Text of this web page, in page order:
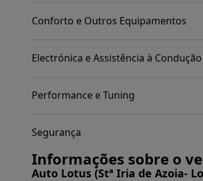
Conforto e Outros Equipamentos
Electrónica e Assistência à Condução
Performance e Tuning
Segurança
Informações sobre o
Auto Lotus (Stª Iria de Azoia-